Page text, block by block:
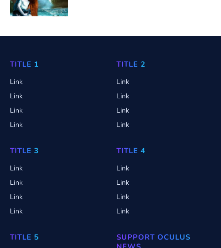
TITLE 1
Link
Link
Link
Link
TITLE 2
Link
Link
Link
Link
TITLE 3
Link
Link
Link
Link
TITLE 4
Link
Link
Link
Link
TITLE 5
SUPPORT OCULUS